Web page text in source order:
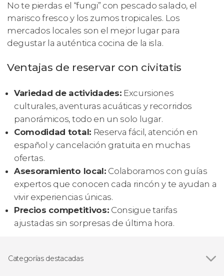
No te pierdas el “fungi” con pescado salado, el
marisco fresco y los zumos tropicales. Los
mercados locales son el mejor lugar para
degustar la auténtica cocina de la isla.
Ventajas de reservar con civitatis
Variedad de actividades: Excursiones
culturales, aventuras acuáticas y recorridos
panorámicos, todo en un solo lugar.
Comodidad total: Reserva fácil, atención en
español y cancelación gratuita en muchas
ofertas.
Asesoramiento local: Colaboramos con guías
expertos que conocen cada rincón y te ayudan a
vivir experiencias únicas.
Precios competitivos: Consigue tarifas
ajustadas sin sorpresas de última hora.
Categorías destacadas